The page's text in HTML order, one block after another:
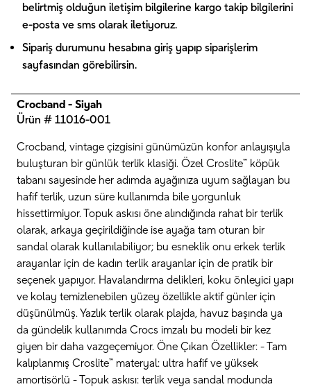
belirtmiş olduğun iletişim bilgilerine kargo takip bilgilerini
e-posta ve sms olarak iletiyoruz.
Sipariş durumunu hesabına giriş yapıp siparişlerim
sayfasından görebilirsin.
Crocband - Siyah
Ürün # 11016-001
Crocband, vintage çizgisini günümüzün konfor anlayışıyla
buluşturan bir günlük terlik klasiği. Özel Croslite™ köpük
tabanı sayesinde her adımda ayağınıza uyum sağlayan bu
hafif terlik, uzun süre kullanımda bile yorgunluk
hissettirmiyor. Topuk askısı öne alındığında rahat bir terlik
olarak, arkaya geçirildiğinde ise ayağa tam oturan bir
sandal olarak kullanılabiliyor; bu esneklik onu erkek terlik
arayanlar için de kadın terlik arayanlar için de pratik bir
seçenek yapıyor. Havalandırma delikleri, koku önleyici yapı
ve kolay temizlenebilen yüzey özellikle aktif günler için
düşünülmüş. Yazlık terlik olarak plajda, havuz başında ya
da gündelik kullanımda Crocs imzalı bu modeli bir kez
giyen bir daha vazgeçemiyor. Öne Çıkan Özellikler: - Tam
kalıplanmış Croslite™ materyal: ultra hafif ve yüksek
amortisörlü - Topuk askısı: terlik veya sandal modunda